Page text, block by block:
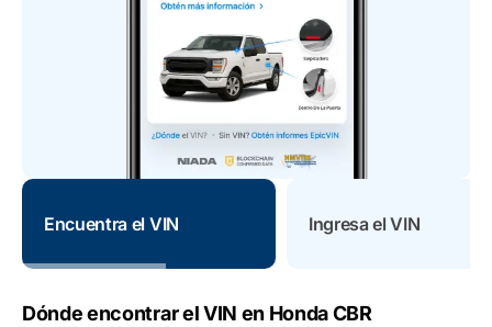
Encuentra el VIN Ingresa el VIN
Dónde encontrar el VIN en Honda CBR